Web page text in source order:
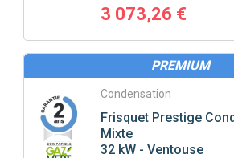
3 073,26 €
PREMIUM
Condensation
Frisquet Prestige
Mixte
32 kW - Ventouse